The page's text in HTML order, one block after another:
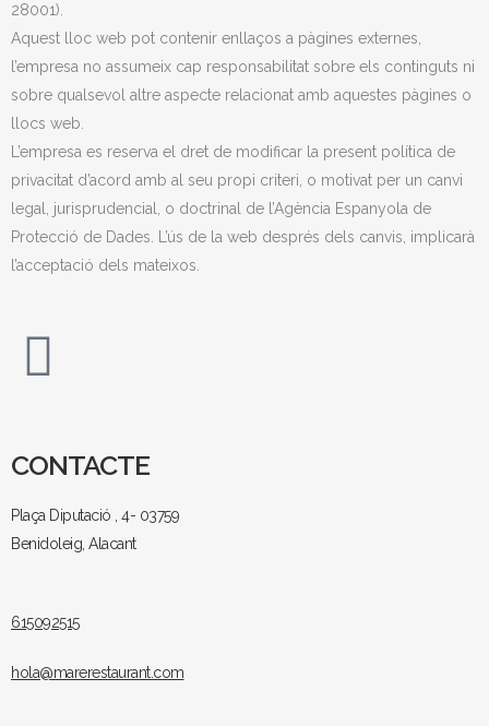
28001).
Aquest lloc web pot contenir enllaços a pàgines externes,
l’empresa no assumeix cap responsabilitat sobre els continguts ni
sobre qualsevol altre aspecte relacionat amb aquestes pàgines o
llocs web.
L’empresa es reserva el dret de modificar la present política de
privacitat d’acord amb al seu propi criteri, o motivat per un canvi
legal, jurisprudencial, o doctrinal de l’Agència Espanyola de
Protecció de Dades. L’ús de la web després dels canvis, implicarà
l’acceptació dels mateixos.
CONTACTE
Plaça Diputació , 4- 03759
Benidoleig, Alacant
615092515
hola@marerestaurant.com